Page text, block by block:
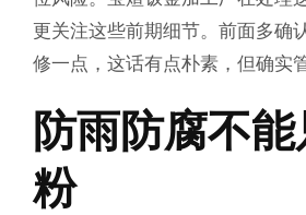
更关注这些前期细节。前面多确
修一点，这话有点朴素，但确实管
防雨防腐不
粉